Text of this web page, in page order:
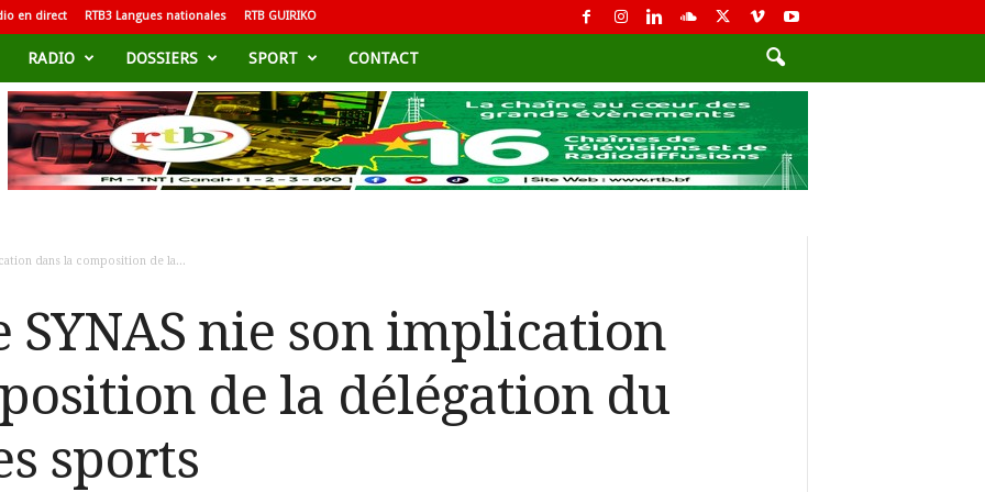
en direct RTB3 Langues nationales RTB GUIRIKO
RADIO DOSSIERS SPORT CONTACT
dans la composition de la...
SYNAS nie son implication
de la délégation du
sports